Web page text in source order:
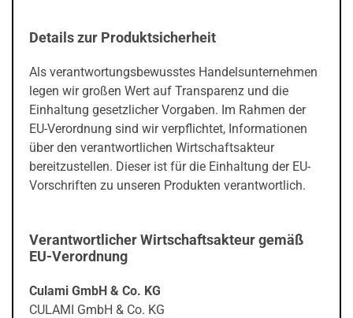
Details zur Produktsicherheit
Als verantwortungsbewusstes Handelsunternehmen
legen wir großen Wert auf Transparenz und die
Einhaltung gesetzlicher Vorgaben. Im Rahmen der
EU-Verordnung sind wir verpflichtet, Informationen
über den verantwortlichen Wirtschaftsakteur
bereitzustellen. Dieser ist für die Einhaltung der EU-
Vorschriften zu unseren Produkten verantwortlich.
Verantwortlicher Wirtschaftsakteur gemäß
EU-Verordnung
Culami GmbH & Co. KG
CULAMI GmbH & Co. KG